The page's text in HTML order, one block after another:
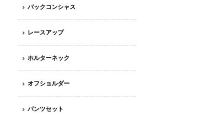
バックコンシャス
レースアップ
ホルターネック
オフショルダー
パンツセット